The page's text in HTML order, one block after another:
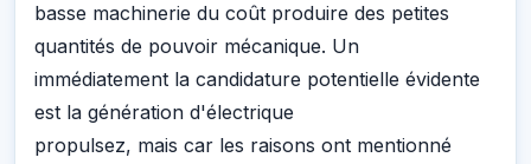
basse machinerie du coût produire des petites
quantités de pouvoir mécanique. Un
immédiatement la candidature potentielle évidente
est la génération d'électrique
propulsez, mais car les raisons ont mentionné